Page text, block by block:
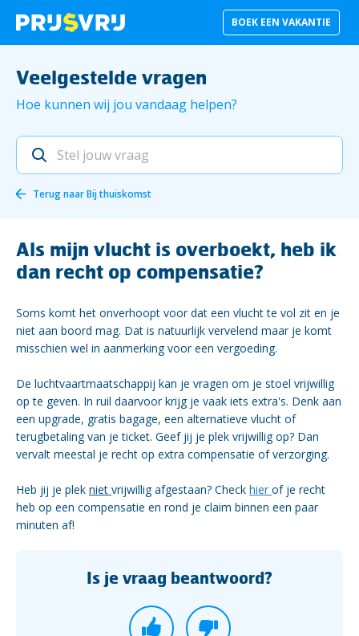
BOEK EEN VAKANTIE
Veelgestelde vragen
Hoe kunnen wij jou vandaag helpen?
Terug naarBij thuiskomst
Als mijn vlucht is overboekt, heb ik
dan recht op compensatie?
Soms komt het onverhoopt voor dat een vlucht te vol zit en je
niet aan boord mag. Dat is natuurlijk vervelend maar je komt
misschien wel in aanmerking voor een vergoeding.
De luchtvaartmaatschappij kan je vragen om je stoel vrijwillig
op te geven. In ruil daarvoor krijg je vaak iets extra's. Denk aan
een upgrade, gratis bagage, een alternatieve vlucht of
terugbetaling van je ticket. Geef jij je plek vrijwillig op? Dan
vervalt meestal je recht op extra compensatie of verzorging.
Heb jij je plek niet vrijwillig afgestaan? Check hier of je recht
heb op een compensatie en rond je claim binnen een paar
minuten af!
Is je vraag beantwoord?